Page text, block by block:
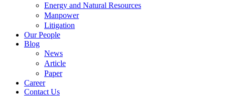
Energy and Natural Resources
Manpower
Litigation
Our People
Blog
News
Article
Paper
Career
Contact Us